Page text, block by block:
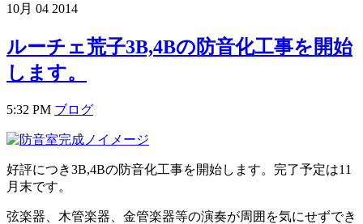
10月 04 2014
ルーチェ荒子3B,4Bの防音化工事を開始
します。
5:32 PM ブログ
好評につき3B,4Bの防音化工事を開始します。完了予定は11
月末です。
弦楽器、木管楽器、金管楽器等の演奏が周囲を気にせずでき